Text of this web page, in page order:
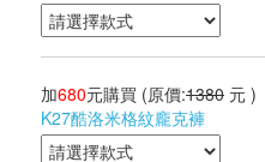
加680元購買 (原價:1380 元 )
K27酷洛米格紋龐克褲